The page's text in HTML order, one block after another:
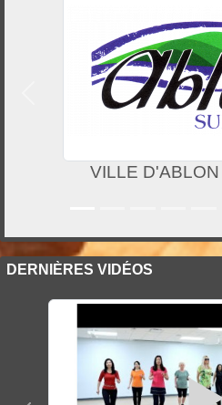
VILLE
DERNIÈRES VIDÉOS